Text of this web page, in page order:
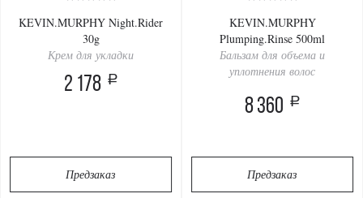
KEVIN.MURPHY Night.Rider
30g
Крем для укладки
2 178 a
Предзаказ
KEVIN.MURPHY
Plumping.Rinse 500ml
Бальзам для объема и
уплотнения волос
8 360 a
Предзаказ